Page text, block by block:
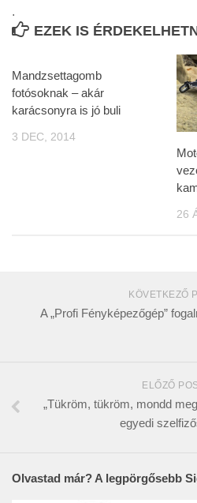
.
EZEK IS
Mandzsettagomb
fotósoknak – akár
karácsonyra is jó buli
3 DEC, 2014
26
KÖVETKEZŐ
A „Profi Fényképezőgép”
ELŐZŐ
„Tükröm, tükröm, mondd
egyedi
Olvastad már? A legpörgősebb